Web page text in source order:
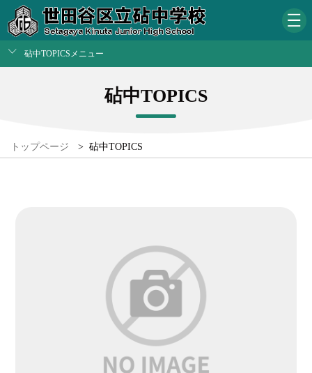
砧中TOPICSメニュー
砧中TOPICS
トップページ > 砧中TOPICS